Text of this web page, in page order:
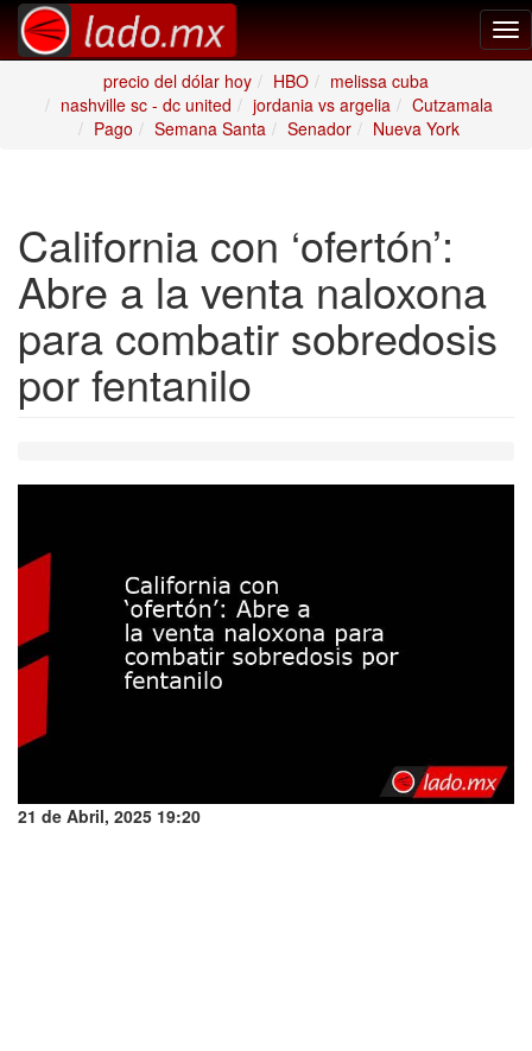
precio del dólar hoy
HBO
melissa cuba
nashville sc - dc united
jordania vs argelia
Cutzamala
Pago
Semana Santa Senador Nueva York
California con ‘ofertón’:
Abre a la venta naloxona
para combatir sobredosis
por fentanilo
21 de Abril, 2025 19:20